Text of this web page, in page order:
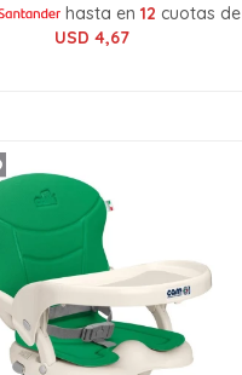
hasta en 12 cuotas de
USD 4,67